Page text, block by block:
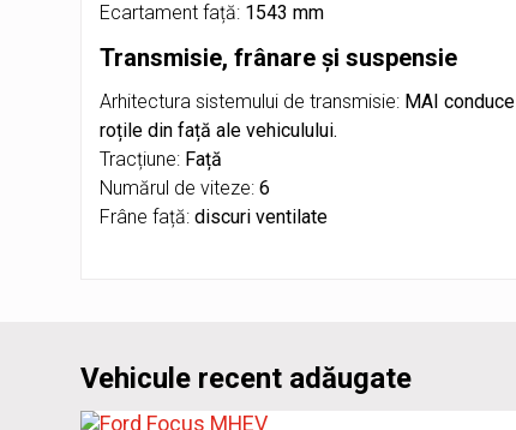
Ecartament față: 1543 mm
Transmisie, frânare și suspensie
Arhitectura sistemului de transmisie: MAI conduce
roțile din față ale vehiculului.
Tracțiune: Față
Numărul de viteze:6
Frâne față:discuri ventilate
Vehicule recent adăugate